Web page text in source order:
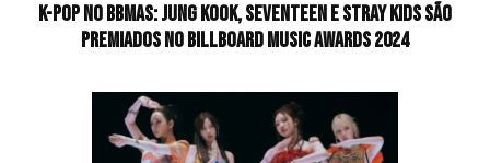
K-pop no BBMAs: Jung Kook, SEVENTEEN e Stray Kids são
premiados no Billboard Music Awards 2024